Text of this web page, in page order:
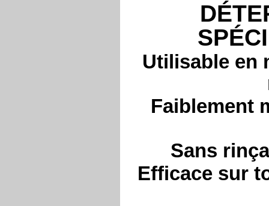
Utilisable en
Faiblement
Sans
Efficace sur